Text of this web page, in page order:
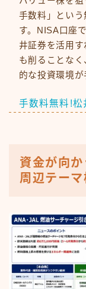
手数料」とい
す。NISA口座
井証券を活用
も削ることな
的な投資環境が
手数料無料!
資金が向
周辺テーマ